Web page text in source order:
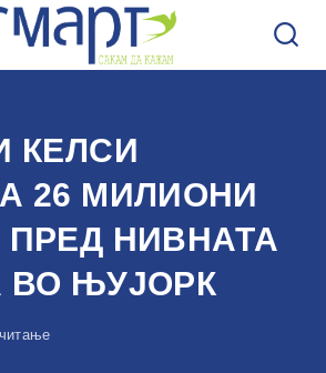
КЕЛСИ
26 МИЛИОНИ
НИВНАТА
ВО ЊУЈОРК